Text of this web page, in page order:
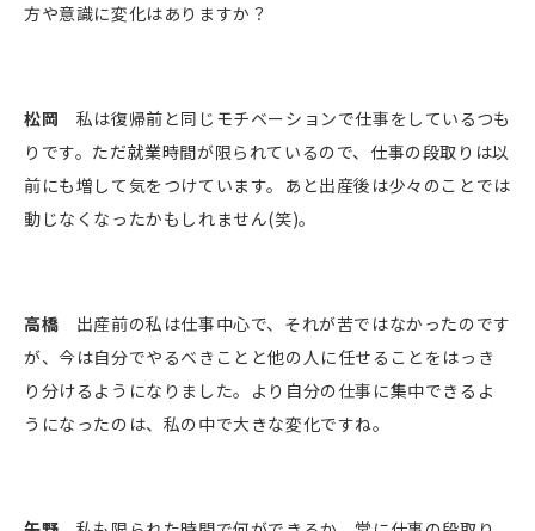
方や意識に変化はありますか？
松岡 私は復帰前と同じモチベーションで仕事をしているつも
りです。ただ就業時間が限られているので、仕事の段取りは以
前にも増して気をつけています。あと出産後は少々のことでは
動じなくなったかもしれません(笑)。
高橋 出産前の私は仕事中心で、それが苦ではなかったのです
が、今は自分でやるべきことと他の人に任せることをはっき
り分けるようになりました。より自分の仕事に集中できるよ
うになったのは、私の中で大きな変化ですね。